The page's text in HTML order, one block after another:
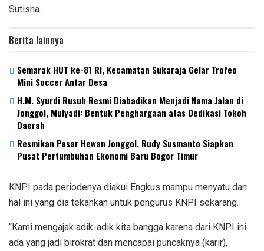
Sutisna.
Berita lainnya
Semarak HUT ke-81 RI, Kecamatan Sukaraja Gelar Trofeo
Mini Soccer Antar Desa
H.M. Syurdi Rusuh Resmi Diabadikan Menjadi Nama Jalan di
Jonggol, Mulyadi: Bentuk Penghargaan atas Dedikasi Tokoh
Daerah
Resmikan Pasar Hewan Jonggol, Rudy Susmanto Siapkan
Pusat Pertumbuhan Ekonomi Baru Bogor Timur
KNPI pada periodenya diakui Engkus mampu menyatu dan
hal ini yang dia tekankan untuk pengurus KNPI sekarang.
“Kami mengajak adik-adik kita bangga karena dari KNPI ini
ada yang jadi birokrat dan mencapai puncaknya (karir),